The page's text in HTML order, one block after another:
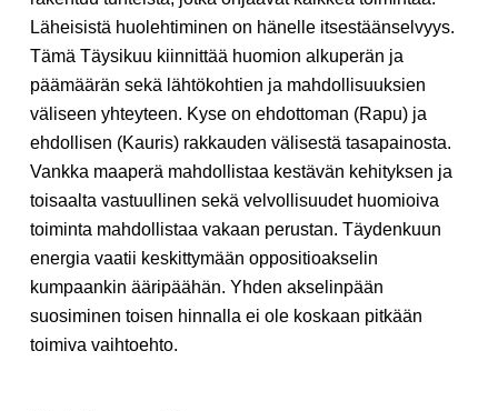
Läheisistä huolehtiminen on hänelle itsestäänselvyys.
Tämä Täysikuu kiinnittää huomion alkuperän ja
päämäärän sekä lähtökohtien ja mahdollisuuksien
väliseen yhteyteen. Kyse on ehdottoman (Rapu) ja
ehdollisen (Kauris) rakkauden välisestä tasapainosta.
Vankka maaperä mahdollistaa kestävän kehityksen ja
toisaalta vastuullinen sekä velvollisuudet huomioiva
toiminta mahdollistaa vakaan perustan. Täydenkuun
energia vaatii keskittymään oppositioakselin
kumpaankin ääripäähän. Yhden akselinpään
suosiminen toisen hinnalla ei ole koskaan pitkään
toimiva vaihtoehto.